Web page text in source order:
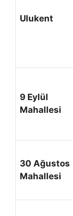
Ulukent
9 Eylül
Mahallesi
30 Ağustos
Mahallesi